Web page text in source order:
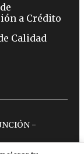
a Crédito
Calidad
-